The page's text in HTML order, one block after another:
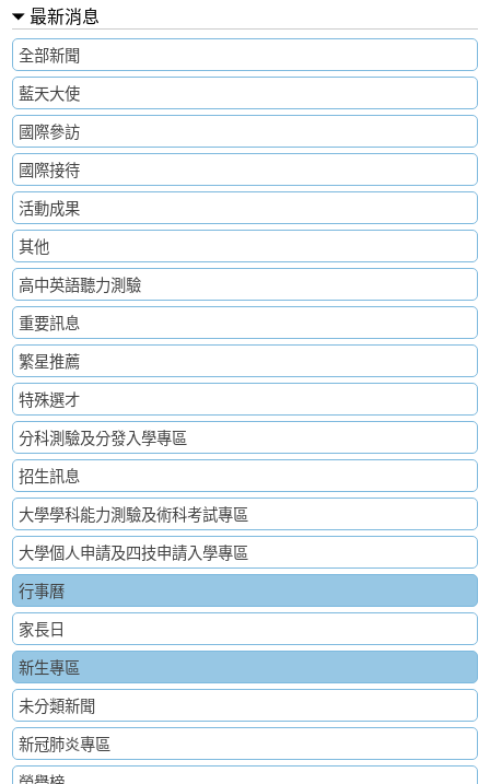
最新消息
全部新聞
藍天大使
國際參訪
國際接待
活動成果
其他
高中英語聽力測驗
重要訊息
繁星推薦
特殊選才
分科測驗及分發入學專區
招生訊息
大學學科能力測驗及術科考試專區
大學個人申請及四技申請入學專區
行事曆
家長日
新生專區
未分類新聞
新冠肺炎專區